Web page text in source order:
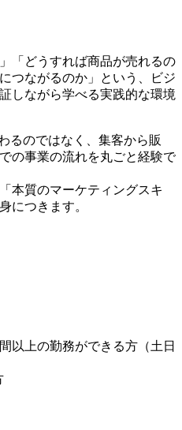
「どうすれば商品が売れるの
つながるのか」という、ビジ
しながら学べる実践的な環境
るのではなく、集客から販
の事業の流れを丸ごと経験で
本質のマーケティングスキ
につきます。
以上の勤務ができる方（土日